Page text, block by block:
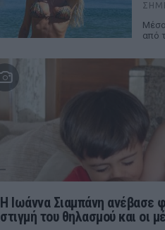
από
H Ιωάννα Σιαμπάνη ανέβασε
στιγμή του θηλασμού και οι